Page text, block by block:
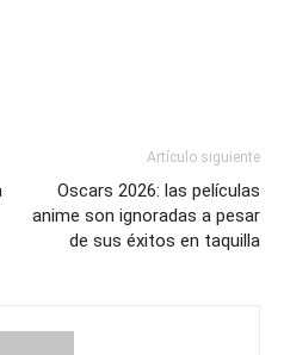
Artículo siguiente
Oscars 2026: las películas
anime son ignoradas a pesar
de sus éxitos en taquilla